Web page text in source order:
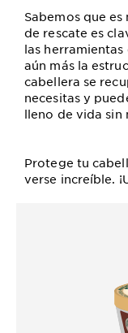
Sabemos que
de rescate es
las
aún más la
cabellera se
necesitas y
lleno de vida sin
Protege tu
verse increíble.